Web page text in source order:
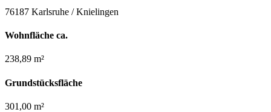
76187 Karlsruhe / Knielingen
Wohnfläche ca.
238,89 m²
Grundstücksfläche
301,00 m²